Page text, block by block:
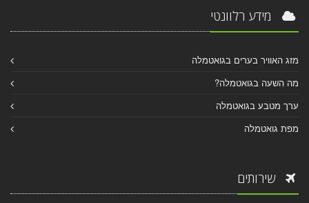
מידע רלוונטי
מזג האוויר בערים בגואטמלה
מה השעה בגואטמלה?
ערך מטבע בגואטמלה
מפת גואטמלה
שירותים